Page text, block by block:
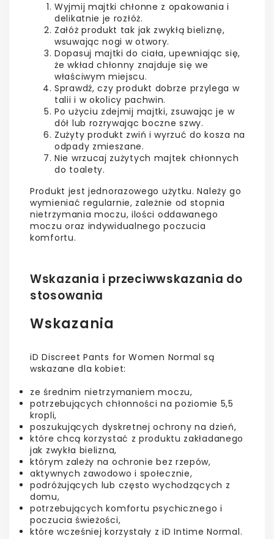
Wyjmij majtki chłonne z opakowania i
delikatnie je rozłóż.
Załóż produkt tak jak zwykłą bieliznę,
wsuwając nogi w otwory.
Dopasuj majtki do ciała, upewniając się,
że wkład chłonny znajduje się we
właściwym miejscu.
Sprawdź, czy produkt dobrze przylega w
talii i w okolicy pachwin.
Po użyciu zdejmij majtki, zsuwając je w
dół lub rozrywając boczne szwy.
Zużyty produkt zwiń i wyrzuć do kosza na
odpady zmieszane.
Nie wrzucaj zużytych majtek chłonnych
do toalety.
Produkt jest jednorazowego użytku. Należy go
wymieniać regularnie, zależnie od stopnia
nietrzymania moczu, ilości oddawanego
moczu oraz indywidualnego poczucia
komfortu.
Wskazania i przeciwwskazania do
stosowania
Wskazania
iD Discreet Pants for Women Normal są
wskazane dla kobiet:
ze średnim nietrzymaniem moczu,
potrzebujących chłonności na poziomie 5,5
kropli,
poszukujących dyskretnej ochrony na dzień,
które chcą korzystać z produktu zakładanego
jak zwykła bielizna,
którym zależy na ochronie bez rzepów,
aktywnych zawodowo i społecznie,
podróżujących lub często wychodzących z
domu,
potrzebujących komfortu psychicznego i
poczucia świeżości,
które wcześniej korzystały z iD Intime Normal.